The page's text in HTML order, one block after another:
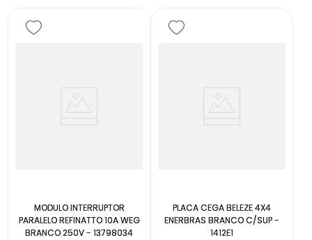
MODULO INTERRUPTOR
PARALELO REFINATTO 10A WEG
BRANCO 250V - 13798034
PLACA CEGA BELEZE 4X4
ENERBRAS BRANCO C/SUP -
1412E1